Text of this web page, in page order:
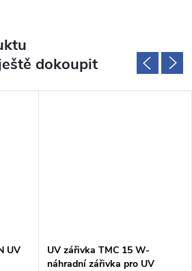
dokoupit
UV
UV zářivka TMC 15 W-
náhradní zářivka pro UV